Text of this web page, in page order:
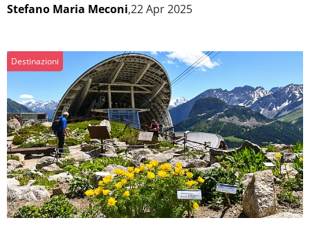
Stefano Maria Meconi,22 Apr 2025
Destinazioni